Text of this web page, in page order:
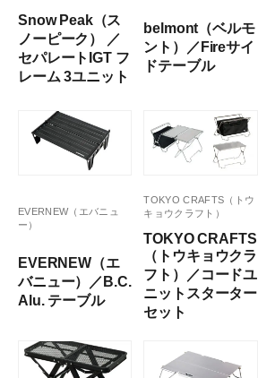
Snow Peak（ス
ノーピーク） ／
セパレートIGT フ
レーム 3ユニット
belmont（ベルモ
ント）／Fireサイ
ドテーブル
EVERNEW（エバニュ
ー）
EVERNEW（エ
バニュー）／B.C.
Alu. テーブル
TOKYO CRAFTS（トウ
キョウクラフト）
TOKYO CRAFTS
（トウキョウクラ
フト）／コードユ
ニットスターター
セット